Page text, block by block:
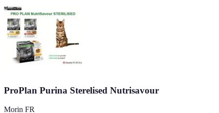
ProPlan Purina Sterelised Nutrisavour
Morin FR